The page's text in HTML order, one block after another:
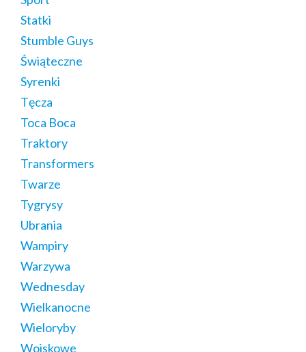
Statki
Stumble Guys
Świąteczne
Syrenki
Tęcza
Toca Boca
Traktory
Transformers
Twarze
Tygrysy
Ubrania
Wampiry
Warzywa
Wednesday
Wielkanocne
Wieloryby
Wojskowe